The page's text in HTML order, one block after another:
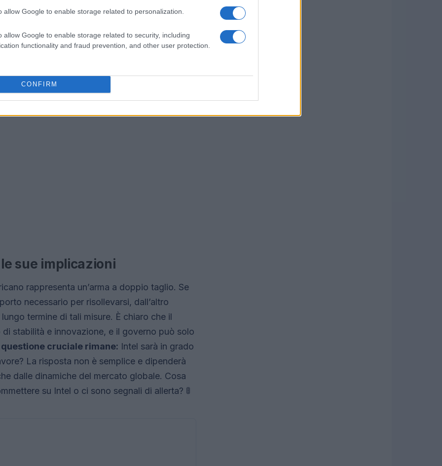
allow Google to enable storage related to personalization.
allow Google to enable storage related to security, including
functionality and fraud prevention, and other user protection.
CONFIRM
ma ci sono dubbi su quanto possa
le aspettative del mercato e delle nuove
sue implicazioni
rappresenta un’arma a doppio taglio. Se
necessario per risollevarsi, dall’altro
termine di tali misure. È chiaro che il
stabilità e innovazione, e il governo può solo
cruciale rimane: Intel sarà in grado
La risposta non è semplice e dipenderà
dalle dinamiche del mercato globale. Cosa
su Intel o ci sono segnali di allerta? 🚦